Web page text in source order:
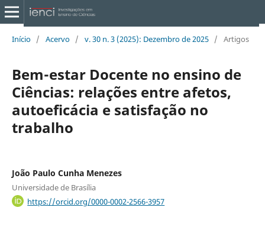
Início / Acervo / v. 30 n. 3 (2025): Dezembro de 2025 / Artigos
Bem-estar Docente no ensino de
Ciências: relações entre afetos,
autoeficácia e satisfação no
trabalho
João Paulo Cunha Menezes
Universidade de Brasília
https://orcid.org/0000-0002-2566-3957